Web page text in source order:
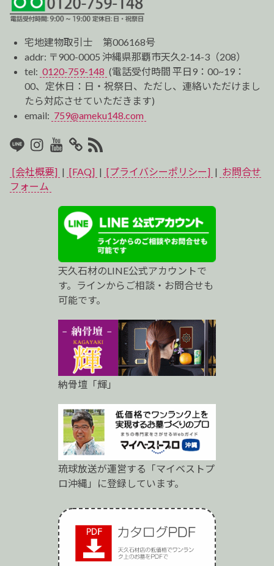
宅地建物取引士 第006168号
addr: 〒900-0005 沖縄県那覇市天久2-14-3（208）
tel: 0120-759-148 (電話受付時間 平日9：00~19：
00、定休日：日・祝祭日、ただし、連絡いただけまし
たら対応させていただきます)
email: 759@ameku148.com
LINEInstagram
Youtube
マ
イ
ス
ト
ロ
RSS2
[会社概要] | [FAQ] | [プライバシーポリシー] | お問合せ
フォーム
天久石材のLINE公式アカウントで
す。ラインからご相談・お問合せも
可能です。
納骨壇「輝」
琉球放送が運営する「マイベストプ
ロ沖縄」に登録しています。